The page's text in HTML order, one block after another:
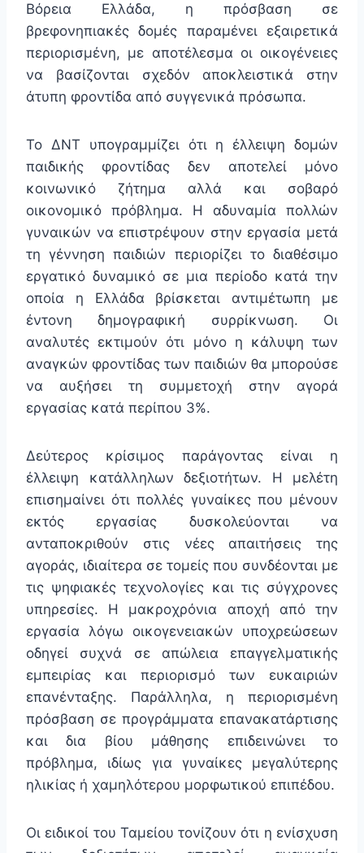
Βόρεια Ελλάδα, η πρόσβαση σε
βρεφονηπιακές δομές παραμένει εξαιρετικά
περιορισμένη, με αποτέλεσμα οι οικογένειες
να βασίζονται σχεδόν αποκλειστικά στην
άτυπη φροντίδα από συγγενικά πρόσωπα.
Το ΔΝΤ υπογραμμίζει ότι η έλλειψη δομών
παιδικής φροντίδας δεν αποτελεί μόνο
κοινωνικό ζήτημα αλλά και σοβαρό
οικονομικό πρόβλημα. Η αδυναμία πολλών
γυναικών να επιστρέψουν στην εργασία μετά
τη γέννηση παιδιών περιορίζει το διαθέσιμο
εργατικό δυναμικό σε μια περίοδο κατά την
οποία η Ελλάδα βρίσκεται αντιμέτωπη με
έντονη δημογραφική συρρίκνωση. Οι
αναλυτές εκτιμούν ότι μόνο η κάλυψη των
αναγκών φροντίδας των παιδιών θα μπορούσε
να αυξήσει τη συμμετοχή στην αγορά
εργασίας κατά περίπου 3%.
Δεύτερος κρίσιμος παράγοντας είναι η
έλλειψη κατάλληλων δεξιοτήτων. Η μελέτη
επισημαίνει ότι πολλές γυναίκες που μένουν
εκτός εργασίας δυσκολεύονται να
ανταποκριθούν στις νέες απαιτήσεις της
αγοράς, ιδιαίτερα σε τομείς που συνδέονται με
τις ψηφιακές τεχνολογίες και τις σύγχρονες
υπηρεσίες. Η μακροχρόνια αποχή από την
εργασία λόγω οικογενειακών υποχρεώσεων
οδηγεί συχνά σε απώλεια επαγγελματικής
εμπειρίας και περιορισμό των ευκαιριών
επανένταξης. Παράλληλα, η περιορισμένη
πρόσβαση σε προγράμματα επανακατάρτισης
και δια βίου μάθησης επιδεινώνει το
πρόβλημα, ιδίως για γυναίκες μεγαλύτερης
ηλικίας ή χαμηλότερου μορφωτικού επιπέδου.
Οι ειδικοί του Ταμείου τονίζουν ότι η ενίσχυση